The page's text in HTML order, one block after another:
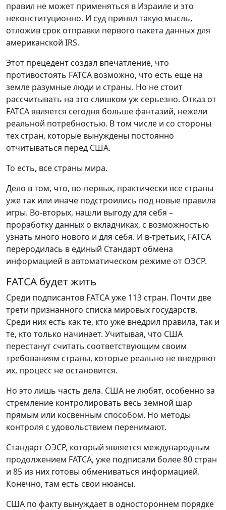
правил не может применяться в Израиле и это
неконституционно. И суд принял такую мысль,
отложив срок отправки первого пакета данных для
американской IRS.
Этот прецедент создал впечатление, что
противостоять FATCA возможно, что есть еще на
земле разумные люди и страны. Но не стоит
рассчитывать на это слишком уж серьезно. Отказ от
FATCA является сегодня больше фантазий, нежели
реальной потребностью. В том числе и со стороны
тех стран, которые вынуждены постоянно
отчитываться перед США.
То есть, все страны мира.
Дело в том, что, во-первых, практически все страны
уже так или иначе подстроились под новые правила
игры. Во-вторых, нашли выгоду для себя –
проработку данных о вкладчиках, с возможностью
узнать много нового и для себя. И в-третьих, FATCA
переродилась в единый Стандарт обмена
информацией в автоматическом режиме от ОЭСР.
FATCA будет жить
Среди подписантов FATCA уже 113 стран. Почти две
трети признанного списка мировых государств.
Среди них есть как те, кто уже внедрил правила, так и
те, кто только начинает. Учитывая, что США
перестанут считать соответствующим своим
требованиям страны, которые реально не внедряют
их, процесс не остановится.
Но это лишь часть дела. США не любят, особенно за
стремление контролировать весь земной шар
прямым или косвенным способом. Но методы
контроля с удовольствием перенимают.
Стандарт ОЭСР, который является международным
продолжением FATCA, уже подписали более 80 стран
и 85 из них готовы обмениваться информацией.
Конечно, там есть свои нюансы.
США по факту вынуждает в одностороннем порядке